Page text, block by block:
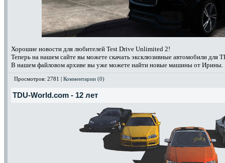
Хорошие новости для любителей Test Drive Unlimited 2!
Теперь на нашем сайте вы можете скачать эксклюзивные автомобили для
В нашем файловом архиве вы уже можете найти новые машины от Ирины.
Просмотров: 2781 | Комментарии (0)
TDU-World.com - 12 лет